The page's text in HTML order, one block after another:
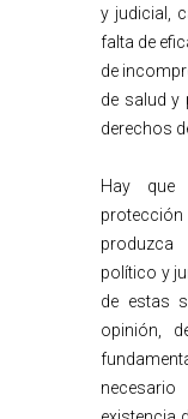
y judicial,
falta de
de
de salud y
derechos
Hay que
produzca
político y
de estas
opinión,